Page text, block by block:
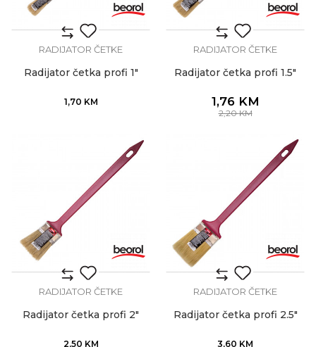
RADIJATOR ČETKE
Radijator četka profi 1"
1,70 KM
RADIJATOR ČETKE
Radijator četka profi 1.5"
1,76 KM
2,20KM
RADIJATOR ČETKE
Radijator četka profi 2"
2,50 KM
RADIJATOR ČETKE
Radijator četka profi 2.5"
3,60 KM